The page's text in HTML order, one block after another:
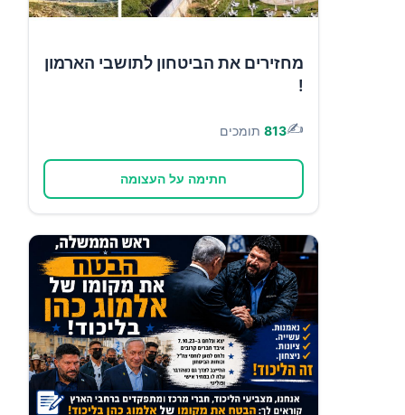
מחזירים את הביטחון לתושבי הארמון
!
✍️
813 תומכים
חתימה על העצומה